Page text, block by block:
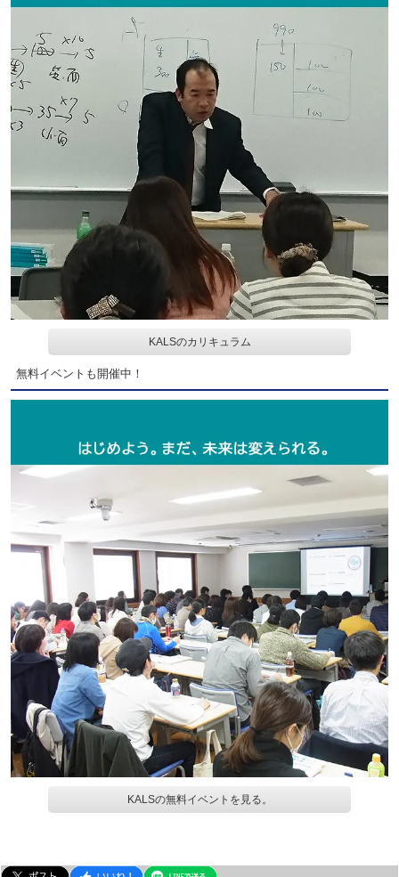
KALSのカリキュラム
無料イベントも開催中！
KALSの無料イベントを見る。